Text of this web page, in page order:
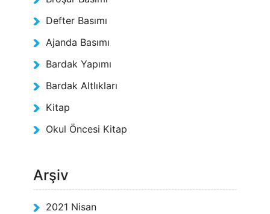
Defter Basımı
Ajanda Basımı
Bardak Yapımı
Bardak Altlıkları
Kitap
Okul Öncesi Kitap
Arşiv
2021 Nisan